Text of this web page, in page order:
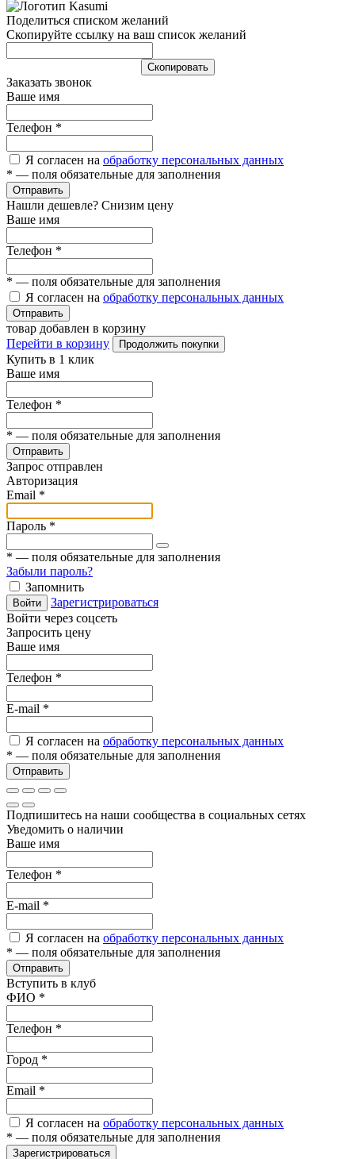
Поделиться списком желаний
Скопируйте ссылку на ваш список желаний
Cкопировать
Заказать звонок
Ваше имя
Телефон *
Я согласен на обработку персональных данных
* — поля обязательные для заполнения
Отправить
Нашли дешевле? Снизим цену
Ваше имя
Телефон *
* — поля обязательные для заполнения
Я согласен на обработку персональных данных
Отправить
товар добавлен в корзину
Перейти в корзину
Продолжить покупки
Купить в 1 клик
Ваше имя
Телефон *
* — поля обязательные для заполнения
Отправить
Запрос отправлен
Авторизация
Email *
Пароль *
* — поля обязательные для заполнения
Забыли пароль?
Запомнить
Войти
Зарегистрироваться
Войти через соцсеть
Запросить цену
Ваше имя
Телефон *
E-mail *
Я согласен на обработку персональных данных
* — поля обязательные для заполнения
Отправить
Подпишитесь на наши сообщества в социальных сетях
Уведомить о наличии
Ваше имя
Телефон *
E-mail *
Я согласен на обработку персональных данных
* — поля обязательные для заполнения
Отправить
Вступить в клуб
ФИО *
Телефон *
Город *
Email *
Я согласен на обработку персональных данных
* — поля обязательные для заполнения
Зарегистрироваться